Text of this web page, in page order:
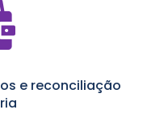
e reconciliação